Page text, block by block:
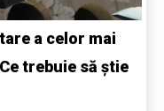
a celor mai
trebuie să știe